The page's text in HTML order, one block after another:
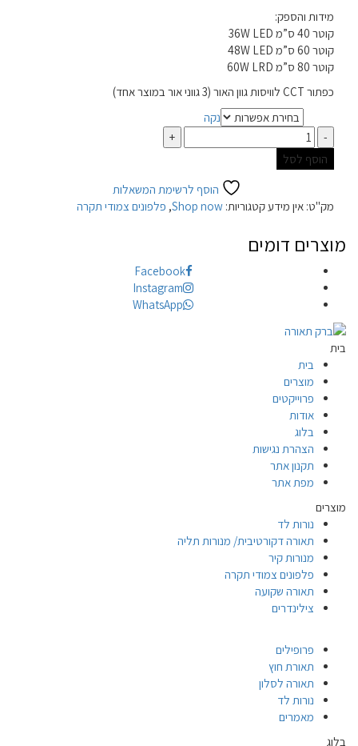
מידות והספק:
קוטר 40 ס”מ 36W LED
קוטר 60 ס”מ 48W LED
קוטר 80 ס”מ 60W LRD
כפתור CCT לוויסות גוון האור (3 גווני אור במוצר אחד)
נקה
כמות
הוסף לסל
הוסף לרשימת המשאלות
מק"ט: אין מידע קטגוריות: Shop now
, פלפונים צמודי תקרה
מוצרים דומים
Facebook
Instagram
WhatsApp
בית
בית
מוצרים
פרוייקטים
אודות
בלוג
הצהרת נגישות
תקנון אתר
מפת אתר
מוצרים
נורות לד
תאורה דקורטיבית/ מנורות תליה
מנורות קיר
פלפונים צמודי תקרה
תאורה שקועה
צילינדרים
פרופילים
תאורת חוץ
תאורה לסלון
נורות לד
מאמרים
בלוג